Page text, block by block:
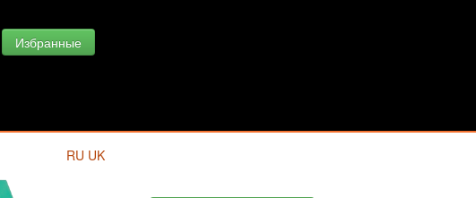
Избранные
RU UK